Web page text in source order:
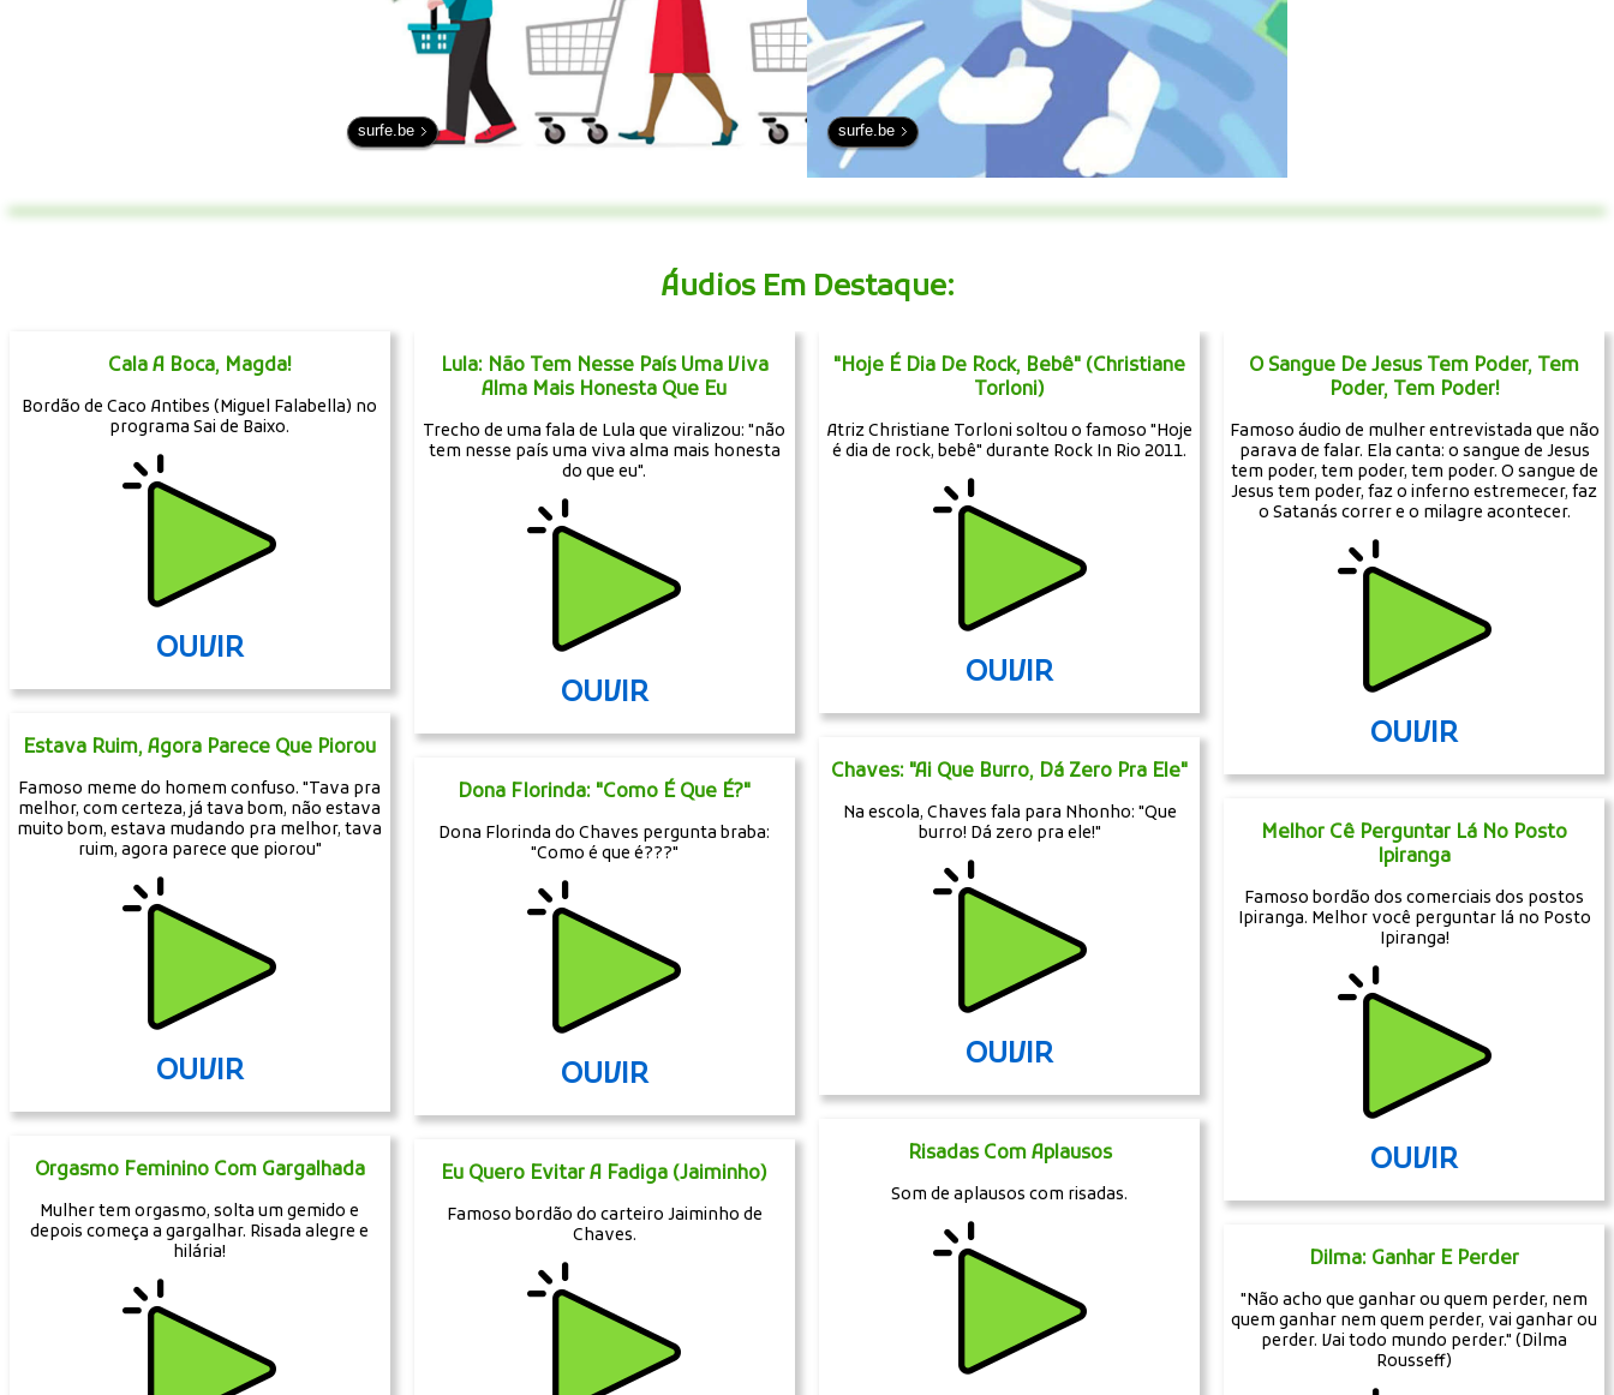
surfe.be surfe.be
Áudios Em Destaque:
Cala A Boca, Magda!
Bordão de Caco Antibes (Miguel Falabella) no
programa Sai de Baixo.
OUVIR
Estava Ruim, Agora Parece Que Piorou
Famoso meme do homem confuso. "Tava pra
melhor, com certeza, já tava bom, não estava
muito bom, estava mudando pra melhor, tava
ruim, agora parece que piorou"
OUVIR
Orgasmo Feminino Com Gargalhada
Mulher tem orgasmo, solta um gemido e
depois começa a gargalhar. Risada alegre e
hilária!
Lula: Não Tem Nesse País Uma Viva
Alma Mais Honesta Que Eu
Trecho de uma fala de Lula que viralizou: "não
tem nesse país uma viva alma mais honesta
do que eu".
OUVIR
Dona Florinda: "Como É Que É?"
Dona Florinda do Chaves pergunta braba:
"Como é que é???"
OUVIR
Eu Quero Evitar A Fadiga (Jaiminho)
Famoso bordão do carteiro Jaiminho de
Chaves.
"Hoje É Dia De Rock, Bebê" (Christiane
Torloni)
Atriz Christiane Torloni soltou o famoso "Hoje
é dia de rock, bebê" durante Rock In Rio 2011.
OUVIR
Chaves: "Ai Que Burro, Dá Zero Pra Ele"
Na escola, Chaves fala para Nhonho: "Que
burro! Dá zero pra ele!"
OUVIR
Risadas Com Aplausos
Som de aplausos com risadas.
O Sangue De Jesus Tem Poder, Tem
Poder, Tem Poder!
Famoso áudio de mulher entrevistada que não
parava de falar. Ela canta: o sangue de Jesus
tem poder, tem poder, tem poder. O sangue de
Jesus tem poder, faz o inferno estremecer, faz
o Satanás correr e o milagre acontecer.
OUVIR
Melhor Cê Perguntar Lá No Posto
Ipiranga
Famoso bordão dos comerciais dos postos
Ipiranga. Melhor você perguntar lá no Posto
Ipiranga!
OUVIR
Dilma: Ganhar E Perder
"Não acho que ganhar ou quem perder, nem
quem ganhar nem quem perder, vai ganhar ou
perder. Vai todo mundo perder." (Dilma
Rousseff)